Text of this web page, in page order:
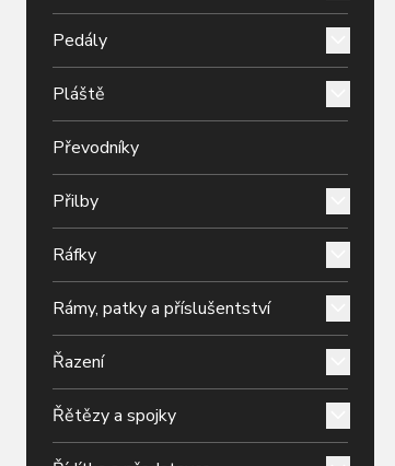
Pedály
Pláště
Převodníky
Přilby
Ráfky
Rámy, patky a příslušentství
Řazení
Řětězy a spojky